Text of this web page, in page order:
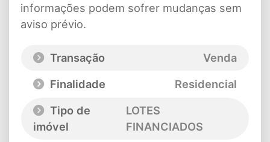
informações podem sofrer mudanças sem
aviso prévio.
Transação
Venda
Finalidade
Residencial
Tipo de
imóvel
LOTES
FINANCIADOS